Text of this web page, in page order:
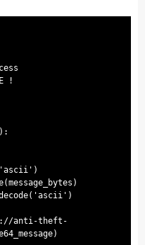
!
anti-theft-